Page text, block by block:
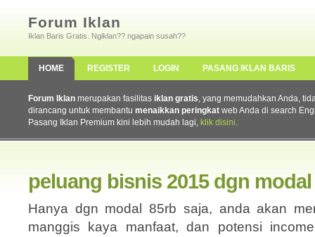
Forum Iklan
Iklan Baris Gratis. Ngiklan?? ngapain susah??
HOME REGISTER LOGIN PASANG IKLAN BARIS
Forum Iklan merupakan fasilitas iklan gratis, yang memudahkan Anda,
dirancang untuk membantu menaikkan peringkat web Anda di search
Pasang Iklan Premium kini lebih mudah lagi, klik disini.
peluang bisnis 2015 dgn
Hanya dgn modal 85rb saja, anda akan
manggis kaya manfaat, dan potensi